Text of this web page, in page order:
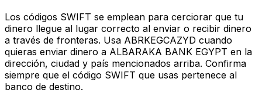
Los códigos SWIFT se emplean para cerciorar que tu
dinero llegue al lugar correcto al enviar o recibir dinero
a través de fronteras. Usa ABRKEGCAZYD cuando
quieras enviar dinero a ALBARAKA BANK EGYPT en la
dirección, ciudad y país mencionados arriba. Confirma
siempre que el código SWIFT que usas pertenece al
banco de destino.